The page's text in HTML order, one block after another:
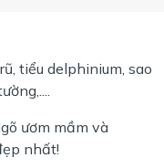
tiểu delphinium, sao
ươm mầm và
nhất!